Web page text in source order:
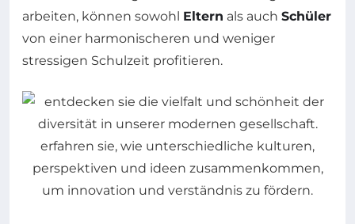
arbeiten, können sowohl Eltern als auch Schüler
von einer harmonischeren und weniger
stressigen Schulzeit profitieren.